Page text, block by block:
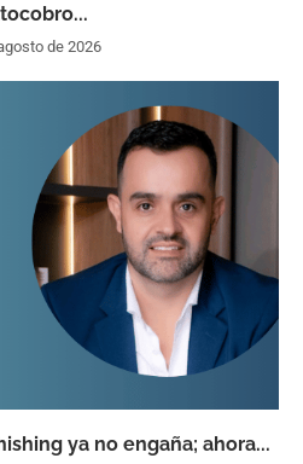
de 2026
ya no engaña; ahora...